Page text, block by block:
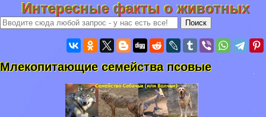
Интересные факты о животных
Млекопитающие семейства псовые